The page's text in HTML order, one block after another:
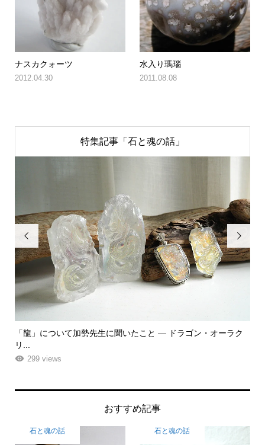
ナスカクォーツ
2012.04.30
水入り瑪瑙
2011.08.08
特集記事「石と魂の話」

「飾る」から「使う」へ。鉱物と植物が織りなす贅沢なフラワ
ーエ...
261 views

おすすめ記事
石と魂の話 石と魂の話